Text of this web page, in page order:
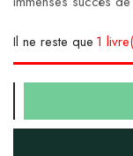
Il ne reste que 1